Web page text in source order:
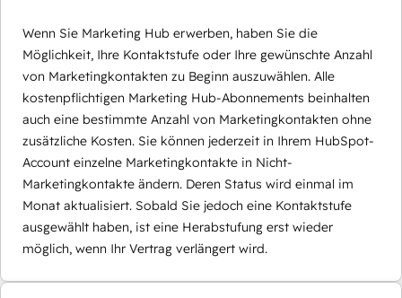
Wenn Sie Marketing Hub erwerben, haben Sie die
Möglichkeit, Ihre Kontaktstufe oder Ihre gewünschte Anzahl
von Marketingkontakten zu Beginn auszuwählen. Alle
kostenpflichtigen Marketing Hub-Abonnements beinhalten
auch eine bestimmte Anzahl von Marketingkontakten ohne
zusätzliche Kosten. Sie können jederzeit in Ihrem HubSpot-
Account einzelne Marketingkontakte in Nicht-
Marketingkontakte ändern. Deren Status wird einmal im
Monat aktualisiert. Sobald Sie jedoch eine Kontaktstufe
ausgewählt haben, ist eine Herabstufung erst wieder
möglich, wenn Ihr Vertrag verlängert wird.